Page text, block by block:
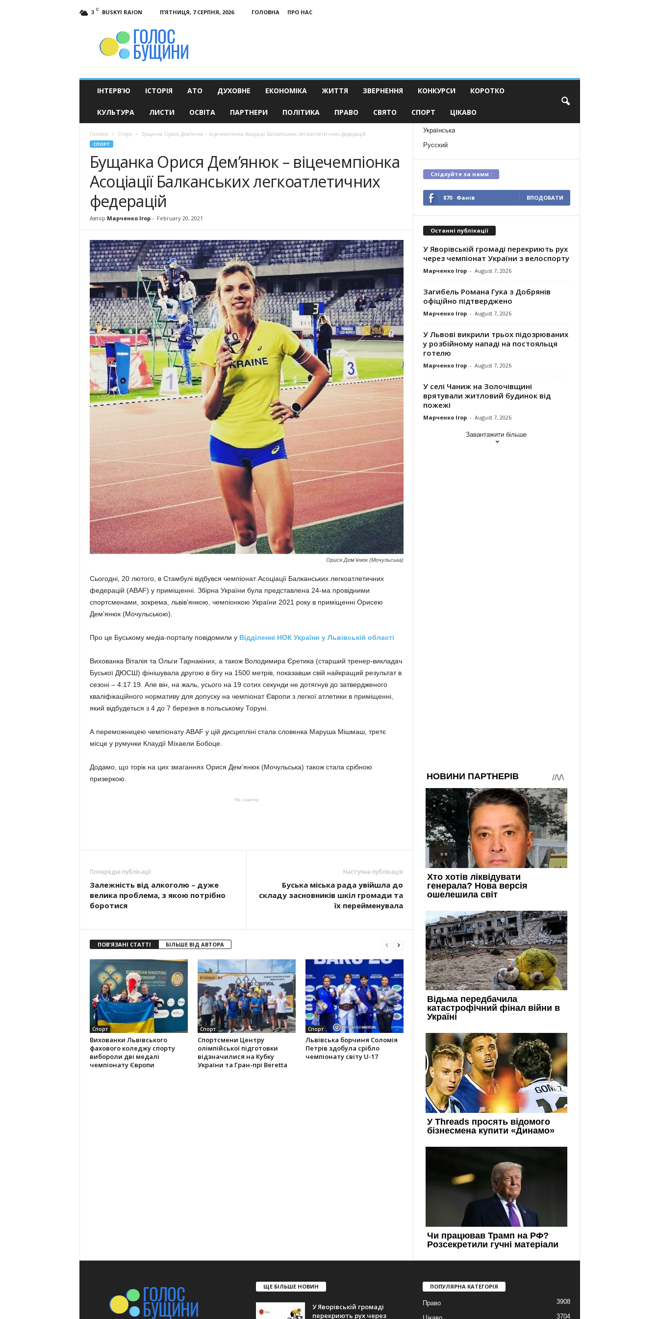
3 C BUSKYI RAION П’ЯТНИЦЯ, 7 СЕРПНЯ, 2026 ГОЛОВНА
ПРО НАС
ІНТЕРВ’Ю ІСТОРІЯ АТО ДУХОВНЕ ЕКОНОМІКА ЖИТТЯ ЗВЕРНЕННЯ КОНКУРСИ КОРОТКО
КУЛЬТУРА ЛИСТИ ОСВІТА ПАРТНЕРИ ПОЛІТИКА ПРАВО СВЯТО СПОРТ ЦІКАВО
Головна Спорт Бущанка Орися Дем’янюк – віцечемпіонка Асоціації Балканських легкоатлетичних федерацій
СПОРТ
Бущанка Орися Дем’янюк – віцечемпіонка
Асоціації Балканських легкоатлетичних
федерацій
Автор Марченко Ігор- February 20, 2021
Орися Дем'янюк (Мочульська)
Сьогодні, 20 лютого, в Стамбулі відбувся чемпіонат Асоціації Балканських легкоатлетичних
федерацій (ABAF) у приміщенні. Збірна України була представлена 24-ма провідними
спортсменами, зокрема, львів’янкою, чемпіонкою України 2021 року в приміщенні Орисею
Дем’янюк (Мочульською).
Про це Буському медіа-порталу повідомили у Відділенні НОК України у Львівській області
Вихованка Віталія та Ольги Тарнакіних, а також Володимира Єретика (старший тренер-викладач
Буської ДЮСШ) фінішувала другою в бігу на 1500 метрів, показавши свій найкращий результат в
сезоні – 4:17.19. Але він, на жаль, усього на 19 сотих секунди не дотягнув до затвердженого
кваліфікаційного нормативу для допуску на чемпіонат Європи з легкої атлетики в приміщенні,
який відбудеться з 4 до 7 березня в польському Торуні.
А переможницею чемпіонату ABAF у цій дисципліні стала словенка Маруша Мішмаш, третє
місце у румунки Клаудії Міхаели Бобоце.
Додамо, що торік на цих змаганнях Орися Дем’янюк (Мочульська) також стала срібною
призеркою.
На замітку
Попередні публікації
Залежність від алкоголю – дуже
велика проблема, з якою потрібно
боротися
Наступна публікація
Буська міська рада увійшла до
складу засновників шкіл громади та
їх перейменувала
ПОВ'ЯЗАНІ СТАТТІ БІЛЬШЕ ВІД АВТОРА
Спорт
Вихованки Львівського
фахового коледжу спорту
вибороли дві медалі
чемпіонату Європи
Спорт
Спортсмени Центру
олімпійської підготовки
відзначилися на Кубку
України та Гран-прі Beretta
Спорт
Львівська борчиня Соломія
Петрів здобула срібло
чемпіонату світу U-17
Українська
Русский
Слідкуйте за нами :
870 Фанів ВПОДОБАТИ
Останні публікації
У Яворівській громаді перекриють рух
через чемпіонат України з велоспорту
Марченко Ігор - August 7, 2026
Загибель Романа Гука з Добрянів
офіційно підтверджено
Марченко Ігор - August 7, 2026
У Львові викрили трьох підозрюваних
у розбійному нападі на постояльця
готелю
Марченко Ігор - August 7, 2026
У селі Чаниж на Золочівщині
врятували житловий будинок від
пожежі
Марченко Ігор - August 7, 2026
Завантажити більше
ЩЕ БІЛЬШЕ НОВИН
У Яворівській громаді
перекриють рух через
ПОПУЛЯРНА КАТЕГОРІЯ
Право 3908
3704